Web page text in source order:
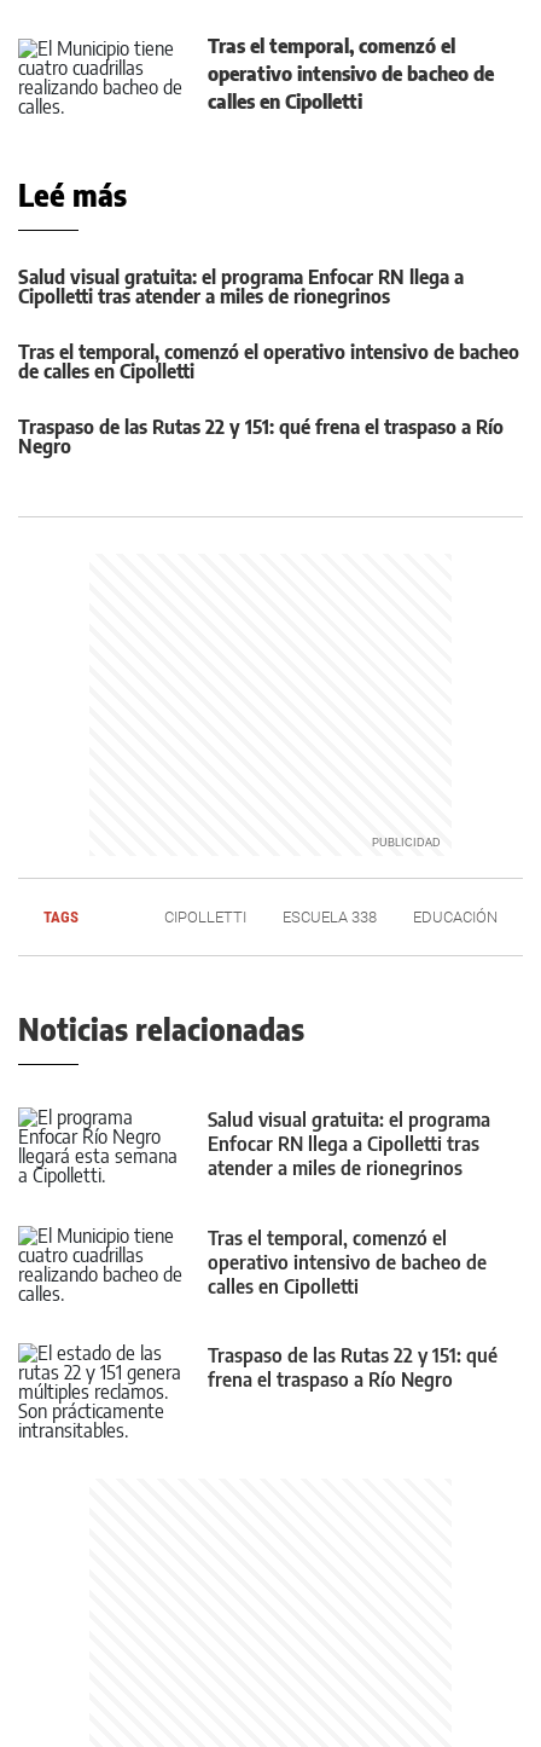
Tras el temporal, comenzó el
operativo intensivo de bacheo de
calles en Cipolletti
Leé más
Salud visual gratuita: el programa Enfocar RN llega a
Cipolletti tras atender a miles de rionegrinos
Tras el temporal, comenzó el operativo intensivo de bacheo
de calles en Cipolletti
Traspaso de las Rutas 22 y 151: qué frena el traspaso a Río
Negro
TAGS CIPOLLETTI ESCUELA 338 EDUCACIÓN
Noticias relacionadas
Salud visual gratuita: el programa
Enfocar RN llega a Cipolletti tras
atender a miles de rionegrinos
Tras el temporal, comenzó el
operativo intensivo de bacheo de
calles en Cipolletti
Traspaso de las Rutas 22 y 151: qué
frena el traspaso a Río Negro